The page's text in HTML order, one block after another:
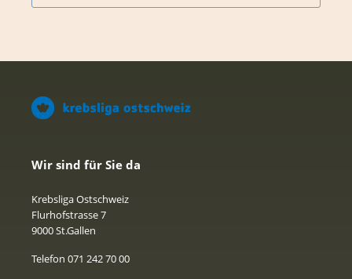
Wir sind für Sie da
Krebsliga Ostschweiz
Flurhofstrasse 7
9000 St.Gallen
Telefon 071 242 70 00